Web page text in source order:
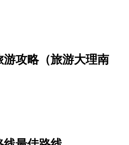
攻略（旅游大理南